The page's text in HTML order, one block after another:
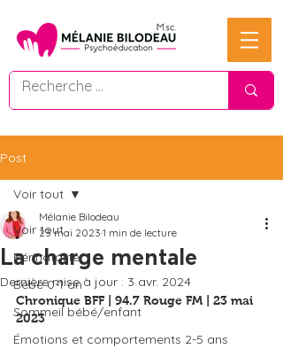
Post
Voir tout
Périnatalité
Bébé 0-1 an
Sommeil bébé/enfant
Émotions et comportements 2-5 ans
Voir tout
La charge mentale
Mélanie Bilodeau
23 mai 2023 1 min de lecture
Dernière mise à jour : 3 avr. 2024
Chronique BFF | 94.7 Rouge FM | 23 mai
2023